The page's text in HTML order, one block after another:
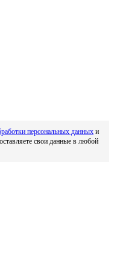
персональных данных и
свои данные в любой